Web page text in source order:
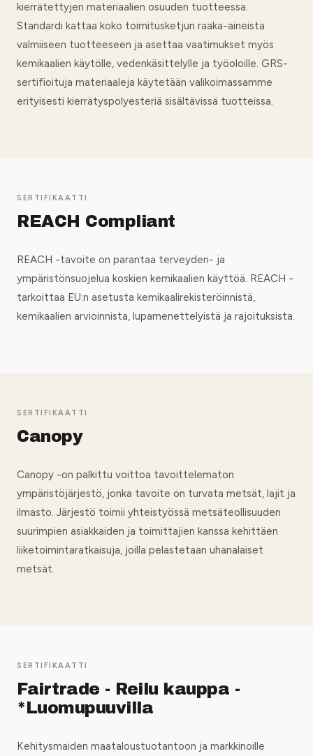
kierrätettyjen materiaalien osuuden tuotteessa.
Standardi kattaa koko toimitusketjun raaka-aineista
valmiiseen tuotteeseen ja asettaa vaatimukset myös
kemikaalien käytölle, vedenkäsittelylle ja työoloille. GRS-
sertifioituja materiaaleja käytetään valikoimassamme
erityisesti kierrätyspolyesteriä sisältävissä tuotteissa.
SERTIFIKAATTI
REACH Compliant
REACH -tavoite on parantaa terveyden- ja
ympäristönsuojelua koskien kemikaalien käyttöä. REACH -
tarkoittaa EU:n asetusta kemikaalirekisteröinnistä,
kemikaalien arvioinnista, lupamenettelyistä ja rajoituksista.
SERTIFIKAATTI
Canopy
Canopy -on palkittu voittoa tavoittelematon
ympäristöjärjestö, jonka tavoite on turvata metsät, lajit ja
ilmasto. Järjestö toimii yhteistyössä metsäteollisuuden
suurimpien asiakkaiden ja toimittajien kanssa kehittäen
liiketoimintaratkaisuja, joilla pelastetaan uhanalaiset
metsät.
SERTIFIKAATTI
Fairtrade - Reilu kauppa -
*Luomupuuvilla
Kehitysmaiden maataloustuotantoon ja markkinoille